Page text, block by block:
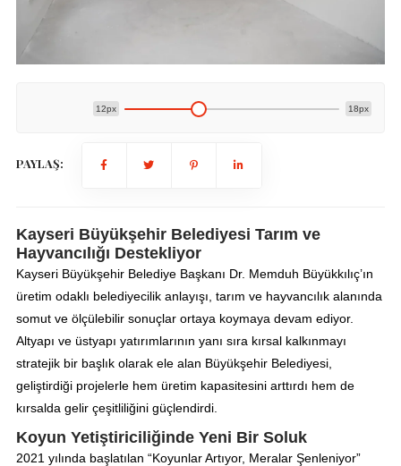
12px 18px
PAYLAŞ:
Kayseri Büyükşehir Belediyesi Tarım ve
Hayvancılığı Destekliyor
Kayseri Büyükşehir Belediye Başkanı Dr. Memduh Büyükkılıç’ın
üretim odaklı belediyecilik anlayışı, tarım ve hayvancılık alanında
somut ve ölçülebilir sonuçlar ortaya koymaya devam ediyor.
Altyapı ve üstyapı yatırımlarının yanı sıra kırsal kalkınmayı
stratejik bir başlık olarak ele alan Büyükşehir Belediyesi,
geliştirdiği projelerle hem üretim kapasitesini arttırdı hem de
kırsalda gelir çeşitliliğini güçlendirdi.
Koyun Yetiştiriciliğinde Yeni Bir Soluk
2021 yılında başlatılan “Koyunlar Artıyor, Meralar Şenleniyor”